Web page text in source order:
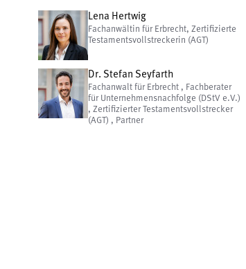
Lena Hertwig
Fachanwältin für Erbrecht, Zertifizierte
Testamentsvollstreckerin (AGT)
Dr. Stefan Seyfarth
Fachanwalt für Erbrecht , Fachberater
für Unternehmensnachfolge (DStV e.V.)
, Zertifizierter Testamentsvollstrecker
(AGT) , Partner